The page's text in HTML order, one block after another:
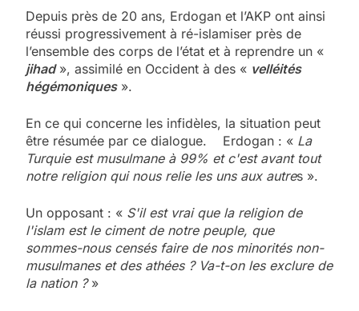
Depuis près de 20 ans, Erdogan et l’AKP ont ainsi
réussi progressivement à ré-islamiser près de
l’ensemble des corps de l’état et à reprendre un «
jihad», assimilé en Occident à des « velléités
hégémoniques».
En ce qui concerne les infidèles, la situation peut
être résumée par ce dialogue. Erdogan : « La
Turquie est musulmane à 99% et c'est avant tout
notre religion qui nous relie les uns aux autres ».
Un opposant : « S'il est vrai que la religion de
l'islam est le ciment de notre peuple, que
sommes-nous censés faire de nos minorités non-
musulmanes et des athées ? Va-t-on les exclure de
la nation ?»